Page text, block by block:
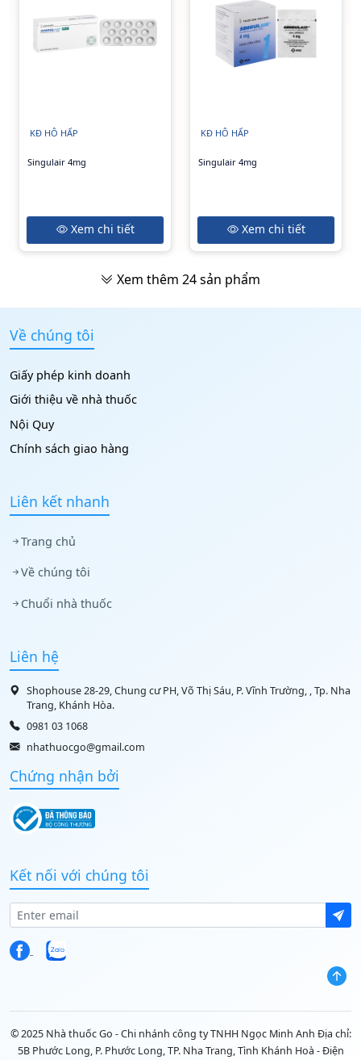
KĐ HÔ HẤP
Singulair 4mg
Xem chi tiết
KĐ HÔ HẤP
Singulair 4mg
Xem chi tiết
Xem thêm 24sản phẩm
Về chúng tôi
Giấy phép kinh doanh
Giới thiệu về nhà thuốc
Nội Quy
Chính sách giao hàng
Liên kết nhanh
Trang chủ
Về chúng tôi
Chuổi nhà thuốc
Liên hệ
Shophouse 28-29, Chung cư PH, Võ Thị Sáu, P. Vĩnh Trường, , Tp. Nha
Trang, Khánh Hòa.
0981 03 1068
nhathuocgo@gmail.com
Chứng nhận bởi
Kết nối với chúng tôi
© 2025 Nhà thuốc Go - Chi nhánh công ty TNHH Ngọc Minh Anh Địa chỉ:
5B Phước Long, P. Phước Long, TP. Nha Trang, Tình Khánh Hoà - Điện